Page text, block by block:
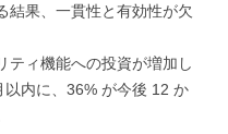
結果、一貫性と有効性が欠
ティ機能への投資が増加し
内に、36% が今後 12 か